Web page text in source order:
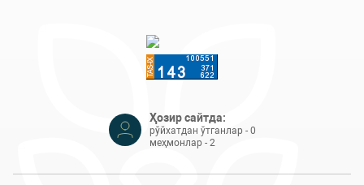
Ҳозир сайтда:
рўйхатдан ўтганлар - 0
меҳмонлар - 2